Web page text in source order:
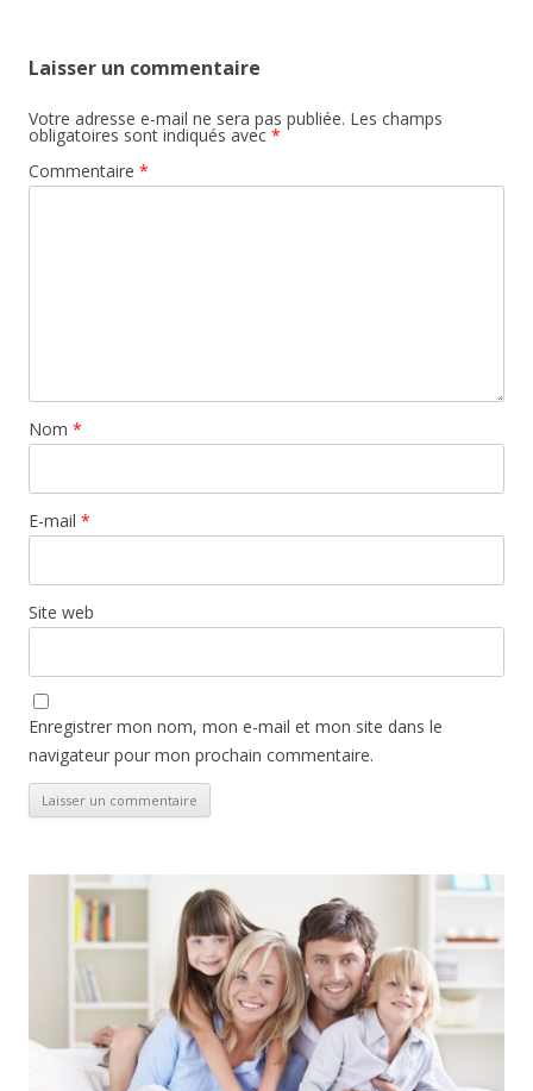
Laisser un commentaire
Votre adresse e-mail ne sera pas publiée. Les champs
obligatoires sont indiqués avec *
Commentaire *
Nom *
E-mail *
Site web
Enregistrer mon nom, mon e-mail et mon site dans le
navigateur pour mon prochain commentaire.